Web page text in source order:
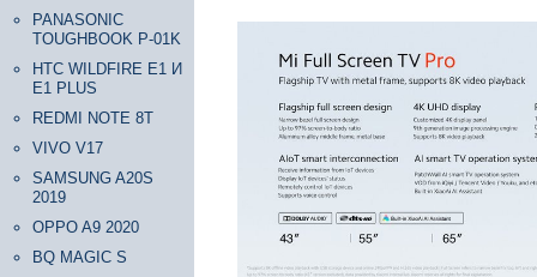
PANASONIC
TOUGHBOOK P-01K
HTC WILDFIRE E1 И
E1 PLUS
REDMI NOTE 8T
VIVO V17
SAMSUNG A20S
2019
OPPO A9 2020
BQ MAGIC S